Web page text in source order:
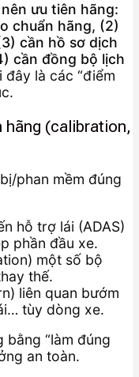
ưu tiên hãng:
chuẩn hãng, (2)
cần hồ sơ dịch
cần đồng bộ lịch
đây là các “điểm
hãng (calibration,
phan mềm đúng
hỗ trợ lái (ADAS)
phần đầu xe.
một số bộ
thế.
liên quan bướm
tùy dòng xe.
bằng “làm đúng
an toàn.